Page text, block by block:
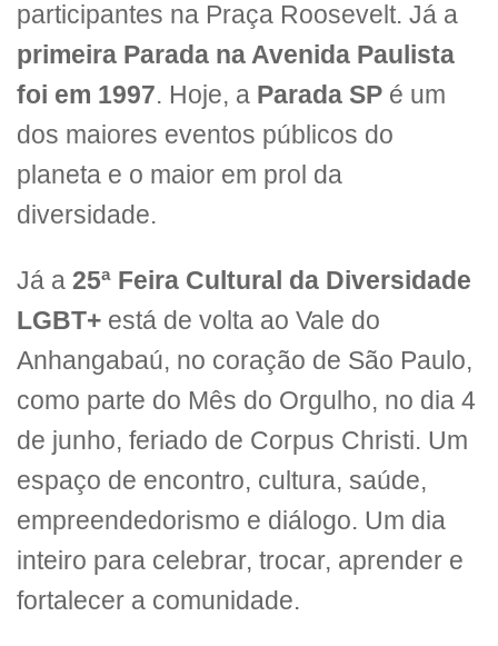
participantes na Praça Roosevelt. Já a
primeira Parada na Avenida Paulista
foi em 1997. Hoje, a Parada SP é um
dos maiores eventos públicos do
planeta e o maior em prol da
diversidade.
Já a 25ª Feira Cultural da Diversidade
LGBT+ está de volta ao Vale do
Anhangabaú, no coração de São Paulo,
como parte do Mês do Orgulho, no dia 4
de junho, feriado de Corpus Christi. Um
espaço de encontro, cultura, saúde,
empreendedorismo e diálogo. Um dia
inteiro para celebrar, trocar, aprender e
fortalecer a comunidade.